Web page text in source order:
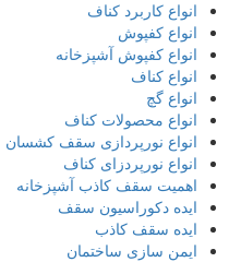
انواع کاربرد کناف
انواع کفپوش
انواع کفپوش آشپزخانه
انواع کناف
انواع گچ
انواع محصولات کناف
انواع نورپردازی سقف کشسان
انواع نورپردزای کناف
اهمیت سقف کاذب آشپزخانه
ایده دکوراسیون سقف
ایده سقف کاذب
ایمن سازی ساختمان